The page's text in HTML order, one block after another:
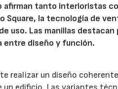
afirman tanto interioristas
Square, la tecnología de
uso. Las manillas
entre diseño y función.
realizar un diseño